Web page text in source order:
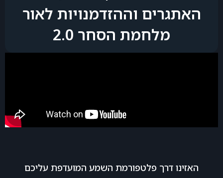
האתגרים וההזדמנויות לאור
מלחמת הסחר 2.0
האזינו דרך פלטפורמת השמע המועדפת עליכם